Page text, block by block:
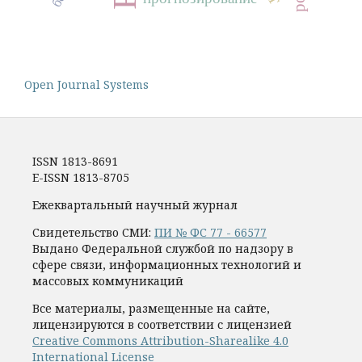
Open Journal Systems
ISSN 1813-8691
E-ISSN 1813-8705
Ежеквартальный научный журнал
Свидетельство СМИ: ПИ № ФС 77 - 66577
Выдано Федеральной службой по надзору в
сфере связи, информационных технологий и
массовых коммуникаций
Все материалы, размещенные на сайте,
лицензируются в соответствии с лицензией
Creative Commons Attribution-Sharealike 4.0
International License